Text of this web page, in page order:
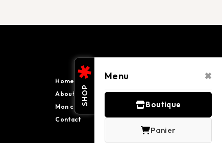
Home
About
Mon compte
Contact
Event
Communication
Sponsoring
Hospitality
SHOP
Menu ×
Boutique
Panier